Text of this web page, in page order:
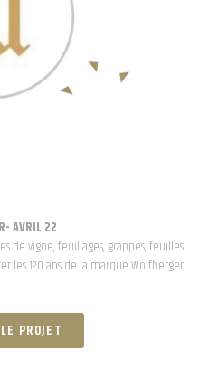
AVRIL 22
de vigne, feuillages, grappes, feuilles
les 120 ans de la marque Wolfberger…
PROJET